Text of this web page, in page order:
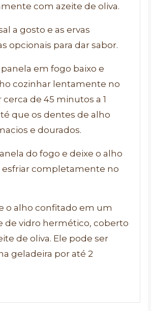
com azeite de oliva.
a gosto e as ervas
opcionais para dar sabor.
em fogo baixo e
cozinhar lentamente no
cerca de 45 minutos a 1
que os dentes de alho
e dourados.
do fogo e deixe o alho
completamente no
o alho confitado em um
de vidro hermético, coberto
de oliva. Ele pode ser
geladeira por até 2